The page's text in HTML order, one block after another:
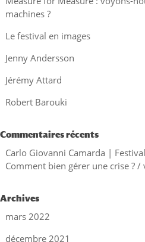
machines ?
Le festival en images
Jenny Andersson
Jérémy Attard
Robert Barouki
Commentaires récents
Carlo Giovanni Camarda |
Comment bien gérer une crise ?
Archives
mars 2022
décembre 2021